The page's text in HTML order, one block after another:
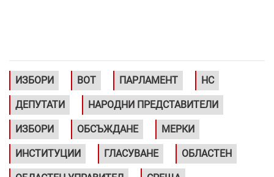
ИЗБОРИ ВОТ ПАРЛАМЕНТ НС
ДЕПУТАТИ НАРОДНИ ПРЕДСТАВИТЕЛИ
ИЗБОРИ ОБСЪЖДАНЕ МЕРКИ
ИНСТИТУЦИИ ГЛАСУВАНЕ ОБЛАСТЕН